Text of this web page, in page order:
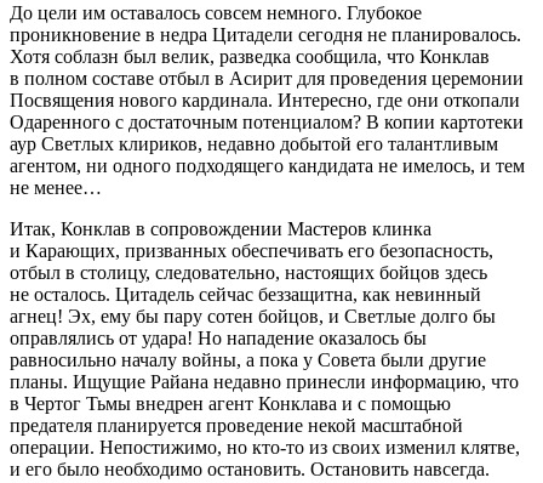
До цели им оставалось совсем немного. Глубокое
проникновение в недра Цитадели сегодня не планировалось.
Хотя соблазн был велик, разведка сообщила, что Конклав
в полном составе отбыл в Асирит для проведения церемонии
Посвящения нового кардинала. Интересно, где они откопали
Одаренного с достаточным потенциалом? В копии картотеки
аур Светлых клириков, недавно добытой его талантливым
агентом, ни одного подходящего кандидата не имелось, и тем
не менее…
Итак, Конклав в сопровождении Мастеров клинка
и Карающих, призванных обеспечивать его безопасность,
отбыл в столицу, следовательно, настоящих бойцов здесь
не осталось. Цитадель сейчас беззащитна, как невинный
агнец! Эх, ему бы пару сотен бойцов, и Светлые долго бы
оправлялись от удара! Но нападение оказалось бы
равносильно началу войны, а пока у Совета были другие
планы. Ищущие Райана недавно принесли информацию, что
в Чертог Тьмы внедрен агент Конклава и с помощью
предателя планируется проведение некой масштабной
операции. Непостижимо, но кто-то из своих изменил клятве,
и его было необходимо остановить. Остановить навсегда.